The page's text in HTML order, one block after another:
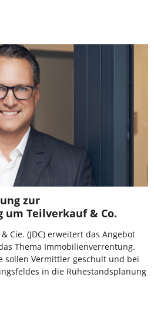
zur
um Teilverkauf & Co.
Cie. (JDC) erweitert das Angebot
Thema Immobilienverrentung.
sollen Vermittler geschult und bei
in die Ruhestandsplanung